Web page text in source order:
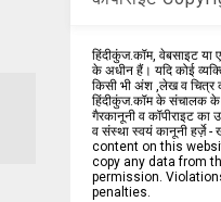
हिंदीकुंज.कॉम, वेबसाइट या
के अधीन हैं। यदि कोई
किसी भी अंश ,लेख व चित्र
हिंदीकुंज.कॉम के संचालक के
गैरकानूनी व कॉपीराइट का
व संस्था स्वयं कानूनी हर्ज़े -
content on this
copy any data from
permission.
penalties.